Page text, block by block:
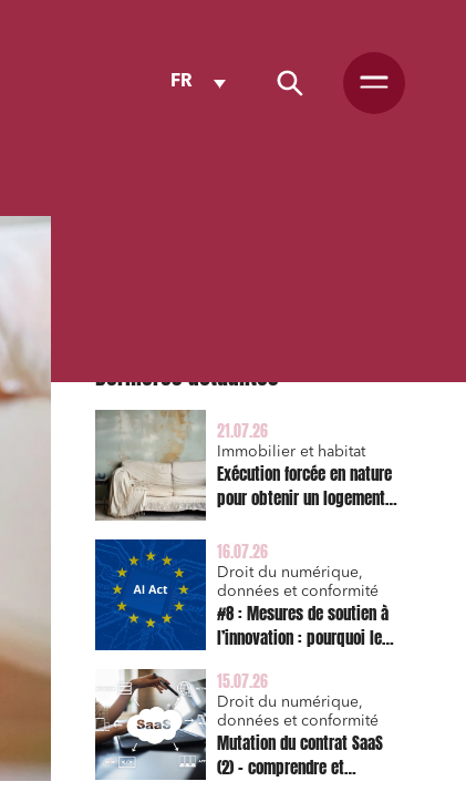
FR
Dernières actualités
21.07.26
Immobilier et habitat
Exécution forcée en nature
pour obtenir un logement
triennale de l’action en
réparation
16.07.26
Droit du numérique,
données et conformité
#8 : Mesures de soutien à
l’innovation : pourquoi le
est d’abord un sujet de
risque juridique
15.07.26
Droit du numérique,
données et conformité
Mutation du contrat SaaS
(2) – comprendre et